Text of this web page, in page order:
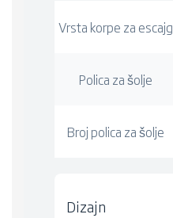
Vrsta korpe za escajg
Polica za šolje
Broj polica za šolje
Dizajn